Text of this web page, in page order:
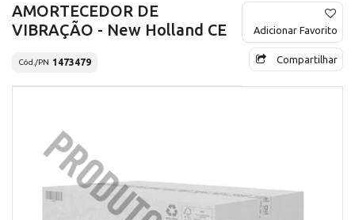
AMORTECEDOR DE
VIBRAÇÃO - New Holland CE
Cód./PN 1473479
Adicionar Favorito
Compartilhar